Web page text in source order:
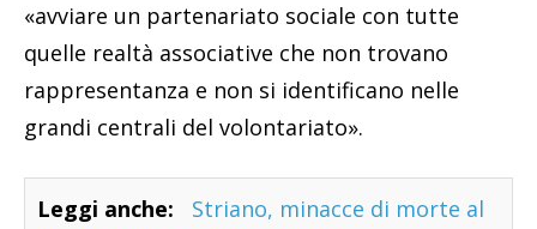
«avviare un partenariato sociale con tutte
quelle realtà associative che non trovano
rappresentanza e non si identificano nelle
grandi centrali del volontariato».
Leggi anche:
Striano, minacce di morte al